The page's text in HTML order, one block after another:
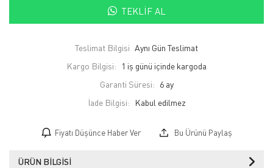
TEKLIF AL
Teslimat Bilgisi Aynı Gün Teslimat
Kargo Bilgisi:
1 iş günü içinde kargoda
Garanti Süresi: 6 ay
İade Bilgisi:
Fiyatı Düşünce Haber Ver Bu Ürünü Paylaş
ÜRÜN BILGISI